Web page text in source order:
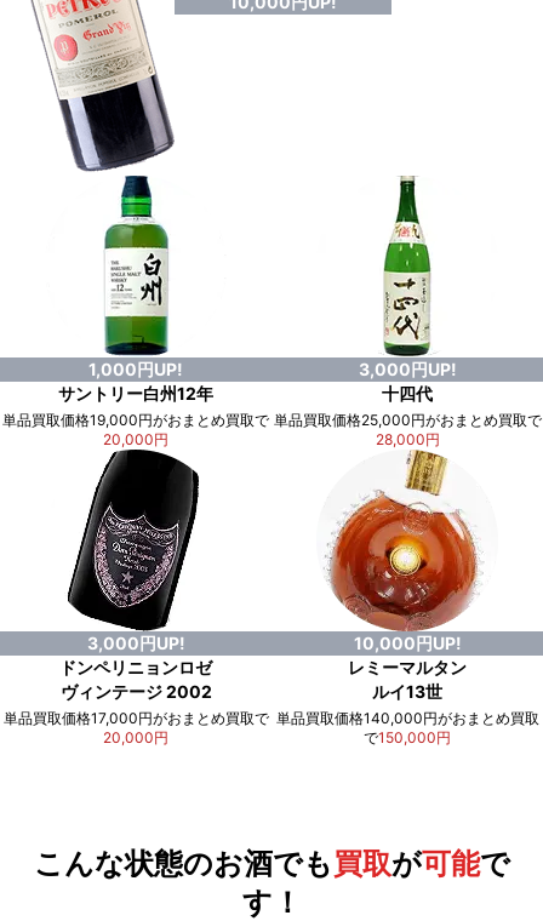
1,000円UP!
サントリー白州12年
単品買取価格19,000円がおまとめ買取で
20,000円
3,000円UP!
十四代
単品買取価格25,000円がおまとめ買取で
28,000円
3,000円UP!
ドンペリニョンロゼ
ヴィンテージ 2002
単品買取価格17,000円がおまとめ買取で
20,000円
10,000円UP!
レミーマルタン
ルイ13世
単品買取価格140,000円がおまとめ買取
で150,000円
こんな状態のお酒でも買取が可能で
す！